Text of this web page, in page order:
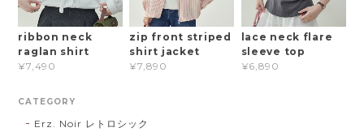
ribbon neck
raglan shirt
¥7,490
zip front striped
shirt jacket
¥7,890
lace neck flare
sleeve top
¥6,890
CATEGORY
Erz. Noir レトロシック